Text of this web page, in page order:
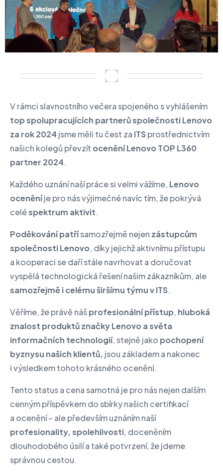
V rámci slavnostního večera spojeného s vyhlášením
top spolupracujících partnerů společnosti Lenovo
za rok 2024 jsme měli tu čest za ITS prostřednictvím
našich kolegů převzít oceněníLenovo TOP L360
partner 2024.
Každého uznání naší práce si velmi vážíme, Lenovo
oceněníje pro nás výjimečné navíc tím, že pokrývá
celéspektrum aktivit.
Poděkování patřísamozřejmě nejen zástupcům
společnosti Lenovo, díky jejichž aktivnímu přístupu
a kooperaci se daří stále navrhovat a doručovat
vyspělá technologická řešení našim zákazníkům, ale
samozřejmě i celému širšímu týmu v ITS.
Věříme, že právě nášprofesionální přístup, hluboká
znalost produktů značky Lenovo a světa
informačních technologií, stejně jako pochopení
byznysu našich klientů, jsou základem a nakonec
i výsledkem tohoto krásného ocenění.
Tento status a cena samotná je pro nás nejen dalším
cenným příspěvkem do sbírky našich certifikací
a ocenění – ale především uznáním naší
profesionality, spolehlivosti, doceněním
dlouhodobého úsilí a také potvrzení, že jdeme
správnou cestou.